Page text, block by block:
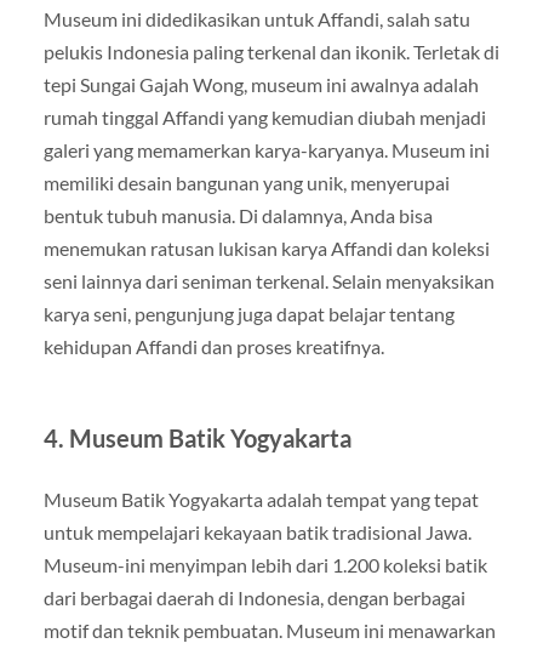
Museum ini didedikasikan untuk Affandi, salah satu
pelukis Indonesia paling terkenal dan ikonik. Terletak di
tepi Sungai Gajah Wong, museum ini awalnya adalah
rumah tinggal Affandi yang kemudian diubah menjadi
galeri yang memamerkan karya-karyanya. Museum ini
memiliki desain bangunan yang unik, menyerupai
bentuk tubuh manusia. Di dalamnya, Anda bisa
menemukan ratusan lukisan karya Affandi dan koleksi
seni lainnya dari seniman terkenal. Selain menyaksikan
karya seni, pengunjung juga dapat belajar tentang
kehidupan Affandi dan proses kreatifnya.
4. Museum Batik Yogyakarta
Museum Batik Yogyakarta adalah tempat yang tepat
untuk mempelajari kekayaan batik tradisional Jawa.
Museum-ini menyimpan lebih dari 1.200 koleksi batik
dari berbagai daerah di Indonesia, dengan berbagai
motif dan teknik pembuatan. Museum ini menawarkan